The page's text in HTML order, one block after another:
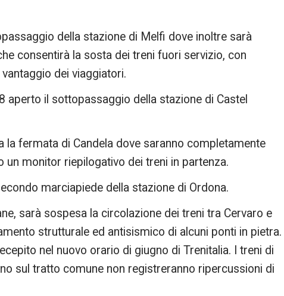
della stazione di Melfi dove inoltre sarà
consentirà la sosta dei treni fuori servizio, con
dei viaggiatori.
aperto il sottopassaggio della stazione di Castel
la fermata di Candela dove saranno completamente
un monitor riepilogativo dei treni in partenza.
marciapiede della stazione di Ordona.
sarà sospesa la circolazione dei treni tra Cervaro e
strutturale ed antisismico di alcuni ponti in pietra.
nel nuovo orario di giugno di Trenitalia. I treni di
sul tratto comune non registreranno ripercussioni di